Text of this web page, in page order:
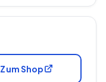
Zum Shop